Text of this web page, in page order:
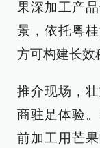
果深加工产
景，依托粤
方可构建长效
推介现场，
商驻足体验
前加工用芒